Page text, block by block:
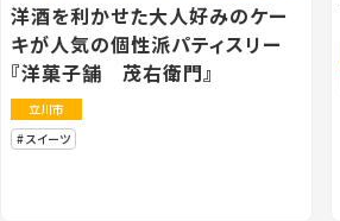
洋酒を利かせた大人好みのケー
キが人気の個性派パティスリー
『洋菓子舗 茂右衛門』
立川市
スイーツ